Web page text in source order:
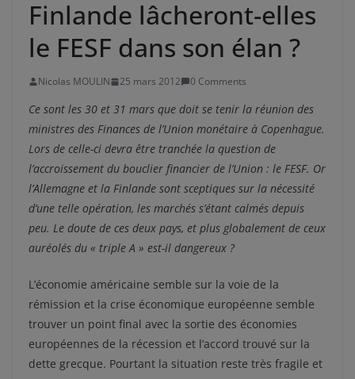
Finlande lâcheront-elles
le FESF dans son élan ?
Nicolas MOULIN 25 mars 2012 0 Comments
Ce sont les 30 et 31 mars que doit se tenir la réunion des
ministres des Finances de l’Union monétaire à Copenhague.
Lors de celle-ci devra être tranchée la question de
l’accroissement du bouclier financier de l’Union : le FESF. Or
l’Allemagne et la Finlande sont sceptiques sur la nécessité
d’une telle opération, les marchés s’étant calmés depuis
peu. Le doute de ces deux pays, et plus globalement de ceux
auréolés du « triple A » est-il dangereux ?
L’économie américaine semble sur la voie de la
rémission et la crise économique européenne semble
trouver un point final avec la sortie des économies
européennes de la récession et l’accord trouvé sur la
dette grecque. Pourtant la situation reste très fragile et